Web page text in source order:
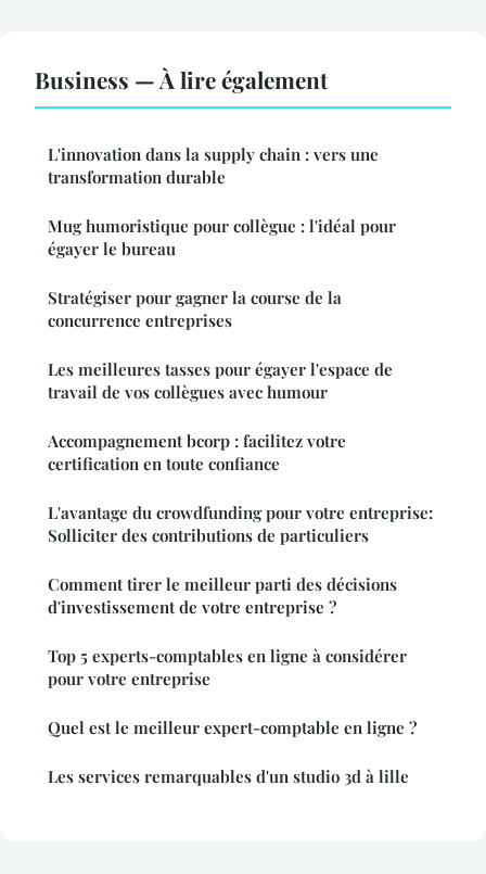
Business — À lire également
L'innovation dans la supply chain : vers une
transformation durable
Mug humoristique pour collègue : l'idéal pour
égayer le bureau
Stratégiser pour gagner la course de la
concurrence entreprises
Les meilleures tasses pour égayer l'espace de
travail de vos collègues avec humour
Accompagnement bcorp : facilitez votre
certification en toute confiance
L'avantage du crowdfunding pour votre entreprise:
Solliciter des contributions de particuliers
Comment tirer le meilleur parti des décisions
d'investissement de votre entreprise ?
Top 5 experts-comptables en ligne à considérer
pour votre entreprise
Quel est le meilleur expert-comptable en ligne ?
Les services remarquables d'un studio 3d à lille